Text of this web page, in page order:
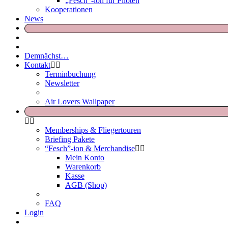
Kooperationen
News
Demnächst…
Kontakt
Terminbuchung
Newsletter
Air Lovers Wallpaper
Memberships & Fliegertouren
Briefing Pakete
“Fesch”-ion & Merchandise
Mein Konto
Warenkorb
Kasse
AGB (Shop)
FAQ
Login